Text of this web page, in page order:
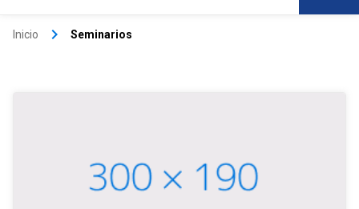
Inicio keyboard_arrow_right Seminarios